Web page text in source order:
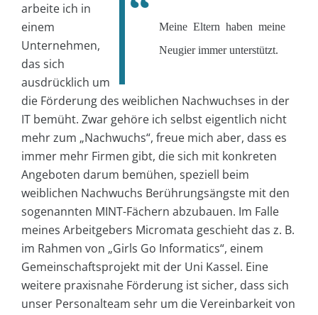
Meine Eltern haben meine
Neugier immer unterstützt.
arbeite ich in
einem
Unternehmen,
das sich
ausdrücklich um
die Förderung des weiblichen Nachwuchses in der
IT bemüht. Zwar gehöre ich selbst eigentlich nicht
mehr zum „Nachwuchs“, freue mich aber, dass es
immer mehr Firmen gibt, die sich mit konkreten
Angeboten darum bemühen, speziell beim
weiblichen Nachwuchs Berührungsängste mit den
sogenannten MINT-Fächern abzubauen. Im Falle
meines Arbeitgebers Micromata geschieht das z. B.
im Rahmen von „Girls Go Informatics“, einem
Gemeinschaftsprojekt mit der Uni Kassel. Eine
weitere praxisnahe Förderung ist sicher, dass sich
unser Personalteam sehr um die Vereinbarkeit von